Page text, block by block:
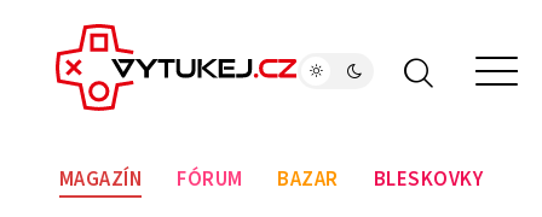
MAGAZÍN FÓRUM BAZAR BLESKOVKY